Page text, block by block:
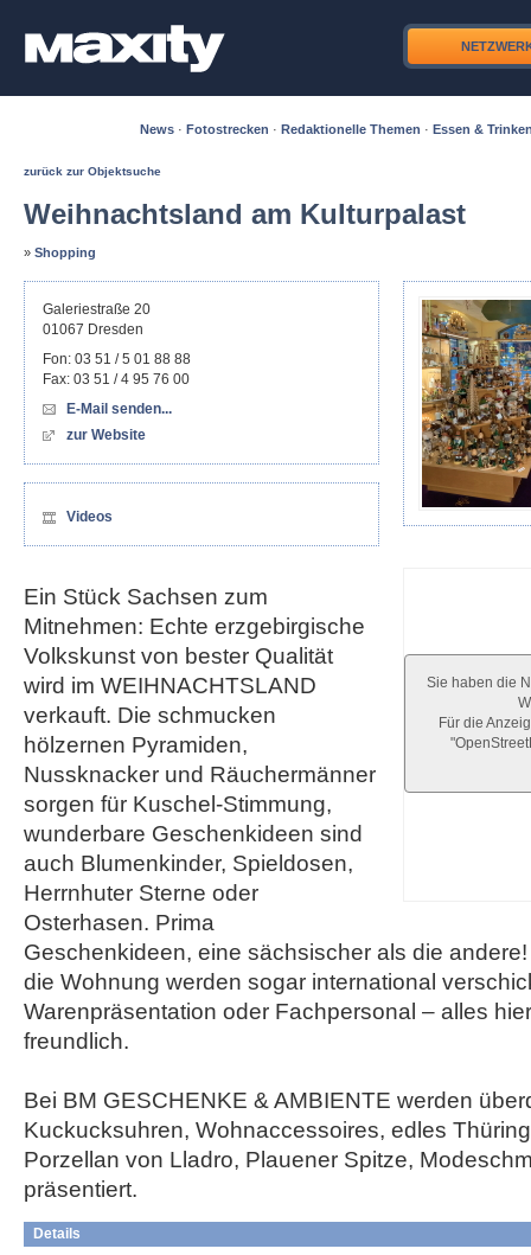
News · Fotostrecken · Redaktionelle Themen · Essen &
zurück zur Objektsuche
Weihnachtsland am Kulturpalast
» Shopping
Sie haben die
Für die
Galeriestraße 20
01067 Dresden
Fon: 03 51 / 5 01 88 88
Fax: 03 51 / 4 95 76 00
E-Mail senden...
zur Website
Videos
Ein Stück Sachsen zum
Mitnehmen: Echte erzgebirgische
Volkskunst von bester Qualität
wird im WEIHNACHTSLAND
verkauft. Die schmucken
hölzernen Pyramiden,
Nussknacker und Räuchermänner
sorgen für Kuschel-Stimmung,
wunderbare Geschenkideen sind
auch Blumenkinder, Spieldosen,
Herrnhuter Sterne oder
Osterhasen. Prima
Geschenkideen, eine sächsischer als die
die Wohnung werden sogar international
Warenpräsentation oder Fachpersonal – alles
freundlich.
Bei BM GESCHENKE & AMBIENTE werden
Kuckucksuhren, Wohnaccessoires, edles
Porzellan von Lladro, Plauener Spitze,
präsentiert.
Details